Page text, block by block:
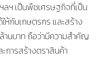
ฯ เป็นพืชเศรษฐกิจที่เป็น
ห้กับเกษตรกร และสร้าง
านบาท ถือว่ามีความสำคัญ
ารสร้างตราสินค้า